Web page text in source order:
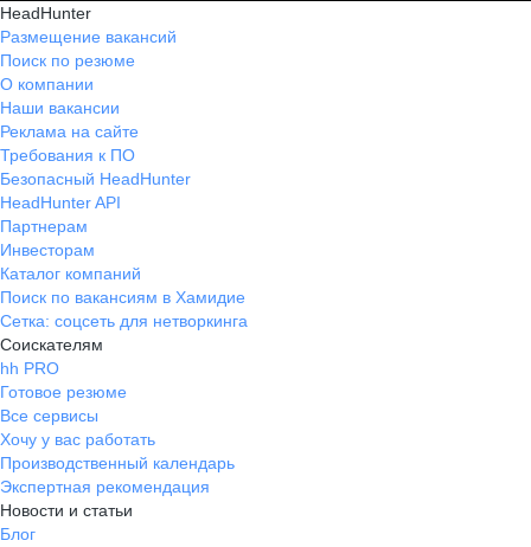
HeadHunter
Размещение вакансий
Поиск по резюме
О компании
Наши вакансии
Реклама на сайте
Требования к ПО
Безопасный HeadHunter
HeadHunter API
Партнерам
Инвесторам
Каталог компаний
Поиск по вакансиям в Хамидие
Сетка: соцсеть для нетворкинга
Соискателям
hh PRO
Готовое резюме
Все сервисы
Хочу у вас работать
Производственный календарь
Экспертная рекомендация
Новости и статьи
Блог